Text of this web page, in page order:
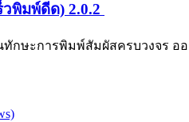
พิมพ์ดีด) 2.0.2
กษะการพิมพ์สัมผัสครบวงจร อ